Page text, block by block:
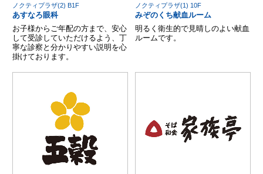
ノクティプラザ(2) B1F
あすなろ眼科
お子様からご年配の方まで、安心
して受診していただけるよう、丁
寧な診察と分かりやすい説明を心
掛けております。
ノクティプラザ(1) 10F
みぞのくち献血ルーム
明るく衛生的で見晴しのよい献血
ルームです。